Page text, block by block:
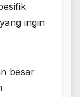
ingin
besar